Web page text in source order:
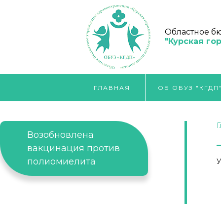
Областное
"Курская
ГЛАВНАЯ ОБ ОБУЗ
Возобновлена
вакцинация против
полиомиелита